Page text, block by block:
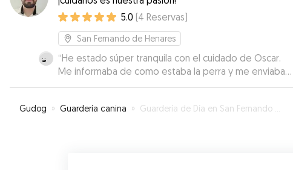
5.0 (4 Reservas)
San Fernando de Henares
“He estado súper tranquila con el cuidado de Oscar.
Me informaba de como estaba la perra y me enviaba
fotos. La perra se fué con ellos sin problema.”
Gudog » Guardería canina » Guardería de Día en San Fernando de Henares